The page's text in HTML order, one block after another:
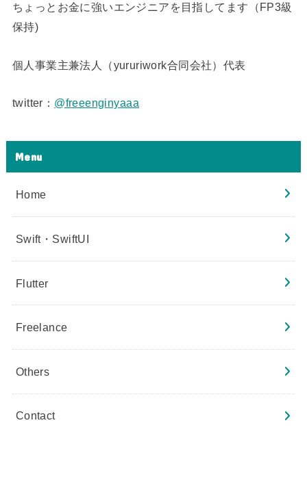
ちょっとお金に強いエンジニアを目指してます（FP3級
保持)
個人事業主兼法人（yururiwork合同会社）代表
twitter： @freeenginyaaa
Menu
Home
Swift・SwiftUI
Flutter
Freelance
Others
Contact